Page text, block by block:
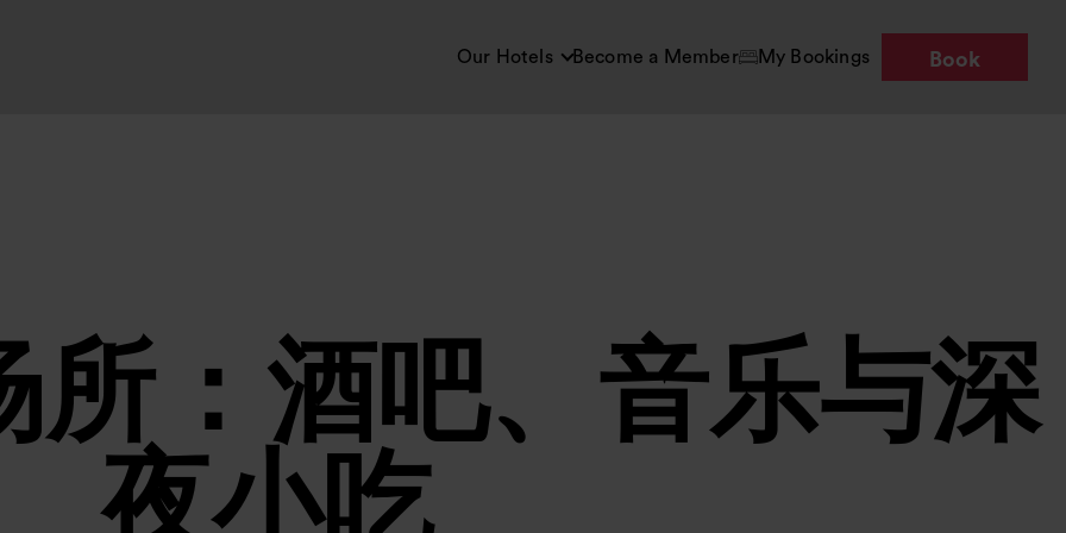
Our Hotels Become a Member My Bookings Book
所：酒吧、音乐与深
夜小吃